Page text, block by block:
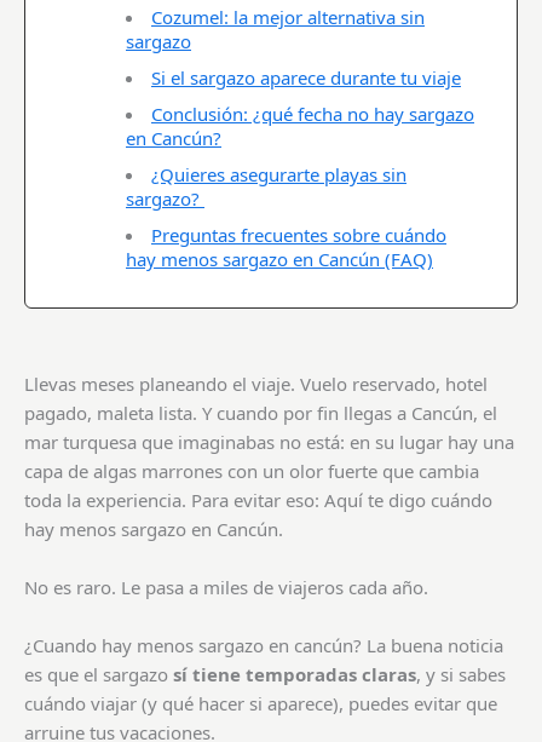
Cozumel: la mejor alternativa sin
sargazo
Si el sargazo aparece durante tu viaje
Conclusión: ¿qué fecha no hay sargazo
en Cancún?
¿Quieres asegurarte playas sin
sargazo?
Preguntas frecuentes sobre cuándo
hay menos sargazo en Cancún (FAQ)
Llevas meses planeando el viaje. Vuelo reservado, hotel
pagado, maleta lista. Y cuando por fin llegas a Cancún, el
mar turquesa que imaginabas no está: en su lugar hay una
capa de algas marrones con un olor fuerte que cambia
toda la experiencia. Para evitar eso: Aquí te digo cuándo
hay menos sargazo en Cancún.
No es raro. Le pasa a miles de viajeros cada año.
¿Cuando hay menos sargazo en cancún? La buena noticia
es que el sargazo sí tiene temporadas claras, y si sabes
cuándo viajar (y qué hacer si aparece), puedes evitar que
arruine tus vacaciones.